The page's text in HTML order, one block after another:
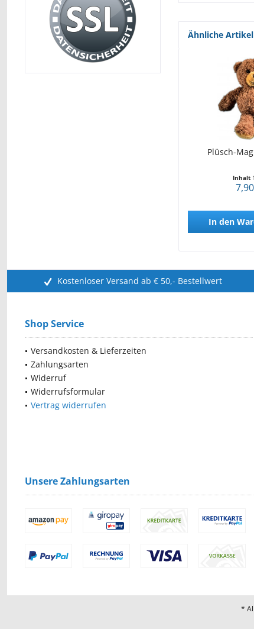
Ähnliche Artikel
Plüsch-
Inhalt
In den
Kostenloser Versand ab € 50,- Bestellwert
Shop Service
Versandkosten & Lieferzeiten
Zahlungsarten
Widerruf
Widerrufsformular
Vertrag widerrufen
Unsere Zahlungsarten
*